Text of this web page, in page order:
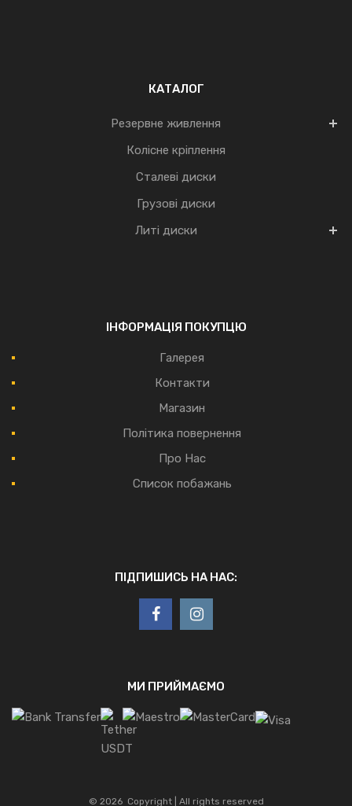
КАТАЛОГ
Резервне живлення
Колісне кріплення
Сталеві диски
Грузові диски
Литі диски
ІНФОРМАЦІЯ ПОКУПЦЮ
Галерея
Контакти
Магазин
Політика повернення
Про Нас
Список побажань
ПІДПИШИСЬ НА НАС:
МИ ПРИЙМАЄМО
© 2026 Copyright | All rights reserved